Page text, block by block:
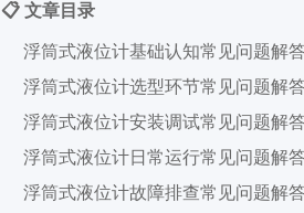
📋 文章目录
浮筒式液位计基础认知常见问题解
浮筒式液位计选型环节常见问题解
浮筒式液位计安装调试常见问题解
浮筒式液位计日常运行常见问题解
浮筒式液位计故障排查常见问题解